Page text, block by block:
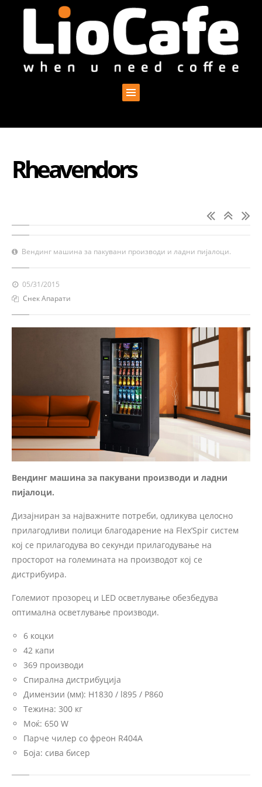
Rheavendors
Вендинг машина за пакувани производи и ладни пијалоци.
05/31/2015
Снек Апарати
Вендинг машина за пакувани производи и ладни
пијалоци.
Дизајниран за најважните потреби, одликува целосно
прилагодливи полици благодарение на Flex’Spir систем
кој се прилагодува во секунди прилагодување на
просторот на големината на производот кој се
дистрибуира.
Големиот прозорец и LED осветлување обезбедува
оптимална осветлување производи.
6 коцки
42 капи
369 производи
Спирална дистрибуција
Димензии (мм): H1830 / l895 / P860
Тежина: 300 кг
Моќ: 650 W
Парче чилер со фреон R404A
Боја: сива бисер